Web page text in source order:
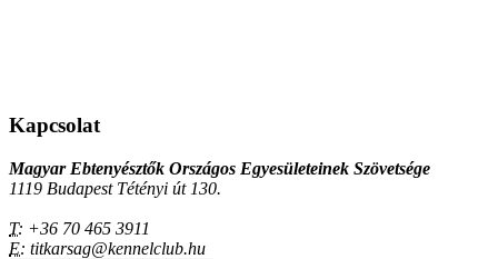
Kapcsolat
Magyar Ebtenyésztők Országos Egyesületeinek Szövetsége
1119 Budapest Tétényi út 130.
T: +36 70 465 3911
E: titkarsag@kennelclub.hu